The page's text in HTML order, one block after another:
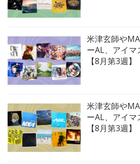
米津玄師や
ーAL、アイ
【8月第3週】
米津玄師や
ーAL、アイ
【8月第3週】